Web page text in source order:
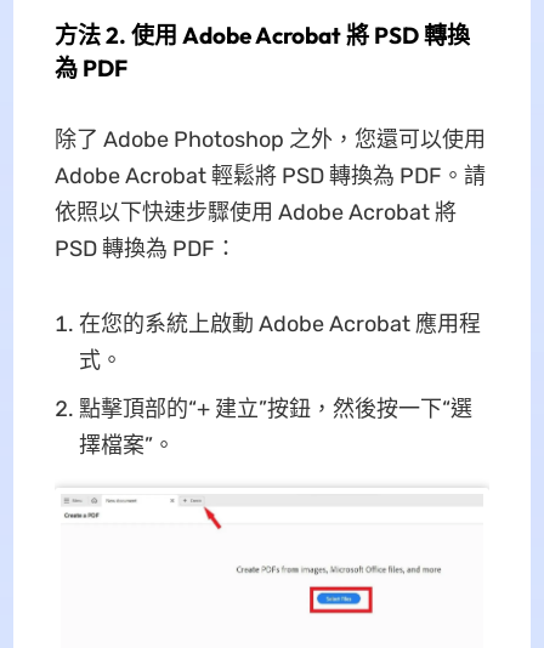
方法 2. 使用 Adob​​e Acrobat 將 PSD 轉換
為 PDF
除了 Adob​​e Photoshop 之外，您還可以使用
Adob​​e Acrobat 輕鬆將 PSD 轉換為 PDF。請
依照以下快速步驟使用 Adob​​e Acrobat 將
PSD 轉換為 PDF：
在您的系統上啟動 Adob​​e Acrobat 應用程
式。
點擊頂部的“+ 建立”按鈕，然後按一下“選
擇檔案”。